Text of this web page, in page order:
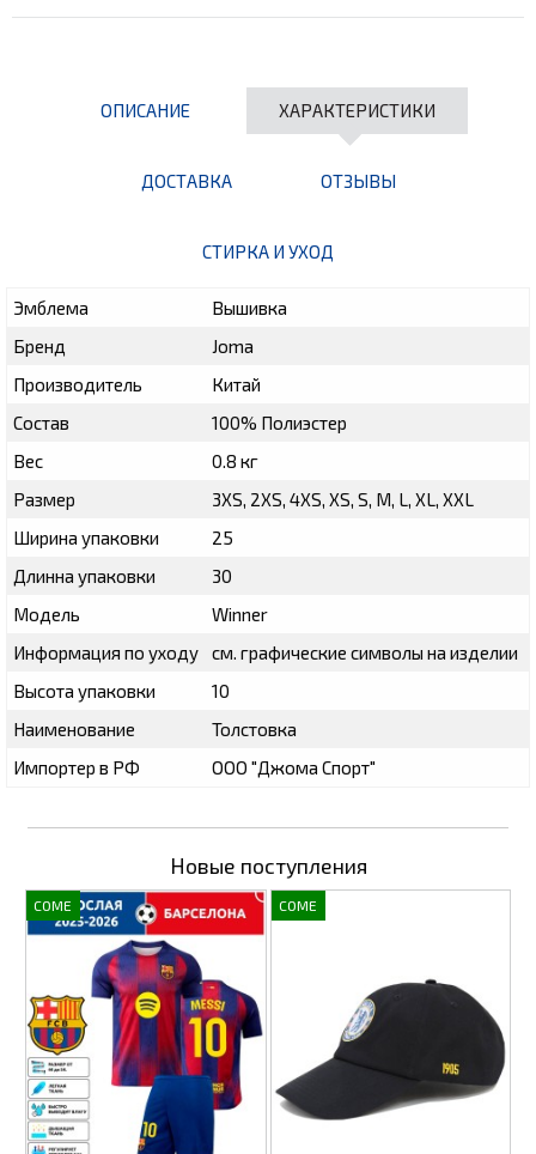
ОПИСАНИЕ ХАРАКТЕРИСТИКИ
ДОСТАВКА ОТЗЫВЫ
СТИРКА И УХОД
Эмблема
Вышивка
Бренд
Joma
Производитель
Китай
Состав
100% Полиэстер
Вес
0.8 кг
Размер
3XS, 2XS, 4XS, XS, S, M, L, XL, XXL
Ширина упаковки
25
Длинна упаковки
30
Модель
Winner
Информация по уходу
см. графические символы на изделии
Высота упаковки
10
Наименование
Толстовка
Импортер в РФ
ООО "Джома Спорт"
Новые поступления
COME COME